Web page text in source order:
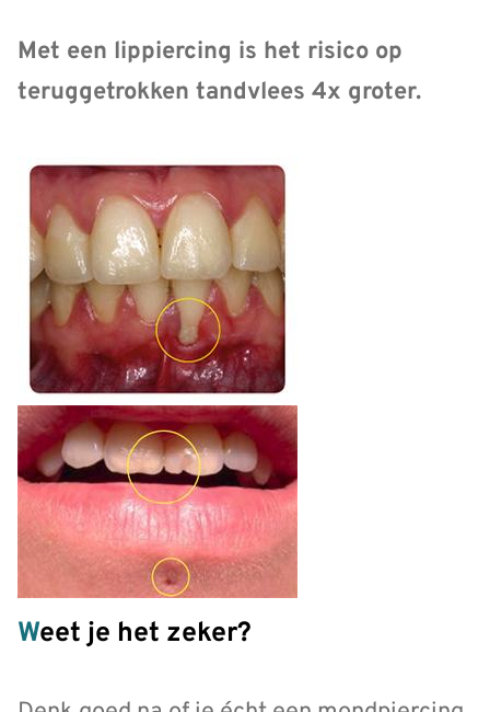
Met een lippiercing is het risico op
teruggetrokken tandvlees 4x groter.
Weet je het zeker?